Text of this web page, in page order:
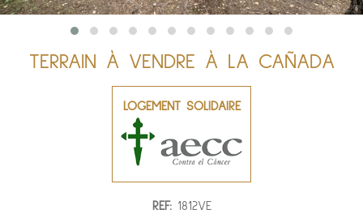
TERRAIN À VENDRE À LA CAÑADA
LOGEMENT SOLIDAIRE
REF:1812VE